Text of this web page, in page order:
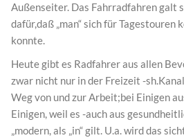
Außenseiter. Das Fahrradfahren galt
dafür,daß „man“ sich für Tagestouren
konnte.
Heute gibt es Radfahrer aus allen
zwar nicht nur in der Freizeit -
Weg von und zur Arbeit;bei Einigen
Einigen, weil es -auch aus
„modern, als „in“ gilt. U.a. wird das